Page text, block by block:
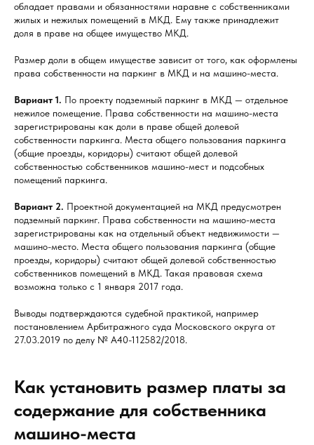
обладает правами и обязанностями наравне с собственниками
жилых и нежилых помещений в МКД. Ему также принадлежит
доля в праве на общее имущество МКД.
Размер доли в общем имуществе зависит от того, как оформлены
права собственности на паркинг в МКД и на машино-места.
Вариант 1. По проекту подземный паркинг в МКД — отдельное
нежилое помещение. Права собственности на машино-места
зарегистрированы как доли в праве общей долевой
собственности паркинга. Места общего пользования паркинга
(общие проезды, коридоры) считают общей долевой
собственностью собственников машино-мест и подсобных
помещений паркинга.
Вариант 2. Проектной документацией на МКД предусмотрен
подземный паркинг. Права собственности на машино-места
зарегистрированы как на отдельный объект недвижимости —
машино-место. Места общего пользования паркинга (общие
проезды, коридоры) считают общей долевой собственностью
собственников помещений в МКД. Такая правовая схема
возможна только с 1 января 2017 года.
Выводы подтверждаются судебной практикой, например
постановлением Арбитражного суда Московского округа от
27.03.2019 по делу № А40-112582/2018.
Как установить размер платы за
содержание для собственника
машино-места